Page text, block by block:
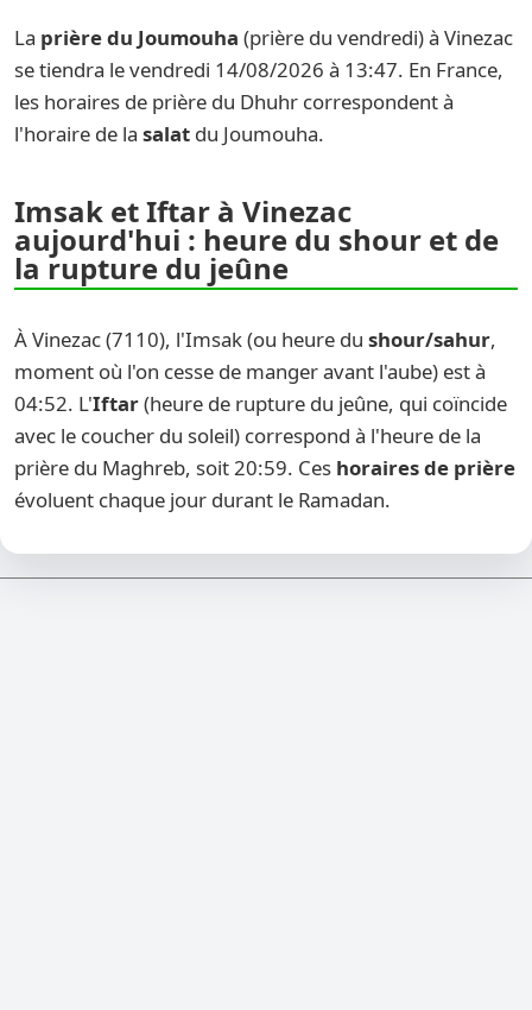
La prière du Joumouha (prière du vendredi) à Vinezac
se tiendra le vendredi 14/08/2026 à 13:47. En France,
les horaires de prière du Dhuhr correspondent à
l'horaire de la salat du Joumouha.
Imsak et Iftar à Vinezac
aujourd'hui : heure du shour et de
la rupture du jeûne
À Vinezac (7110), l'Imsak (ou heure du shour/sahur,
moment où l'on cesse de manger avant l'aube) est à
04:52. L'Iftar(heure de rupture du jeûne, qui coïncide
avec le coucher du soleil) correspond à l'heure de la
prière du Maghreb, soit 20:59. Ces horaires de prière
évoluent chaque jour durant le Ramadan.